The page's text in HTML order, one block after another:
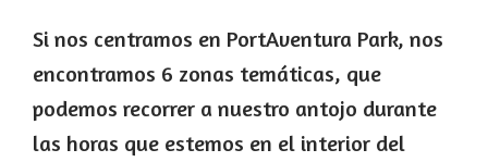
Si nos centramos en PortAventura Park, nos
encontramos 6 zonas temáticas, que
podemos recorrer a nuestro antojo durante
las horas que estemos en el interior del